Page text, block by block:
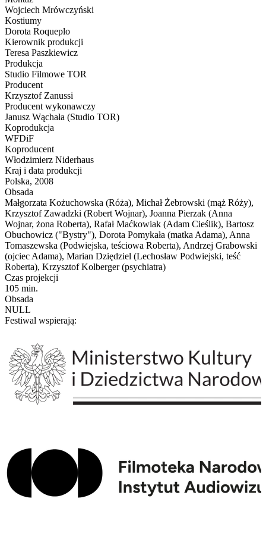
Wojciech Mrówczyński
Kostiumy
Dorota Roqueplo
Kierownik produkcji
Teresa Paszkiewicz
Produkcja
Studio Filmowe TOR
Producent
Krzysztof Zanussi
Producent wykonawczy
Janusz Wąchała (Studio TOR)
Koprodukcja
WFDiF
Koproducent
Włodzimierz Niderhaus
Kraj i data produkcji
Polska, 2008
Obsada
Małgorzata Kożuchowska (Róża), Michał Żebrowski (mąż Róży),
Krzysztof Zawadzki (Robert Wojnar), Joanna Pierzak (Anna
Wojnar, żona Roberta), Rafał Maćkowiak (Adam Cieślik), Bartosz
Obuchowicz ("Bystry"), Dorota Pomykała (matka Adama), Anna
Tomaszewska (Podwiejska, teściowa Roberta), Andrzej Grabowski
(ojciec Adama), Marian Dziędziel (Lechosław Podwiejski, teść
Roberta), Krzysztof Kolberger (psychiatra)
Czas projekcji
105 min.
Obsada
NULL
Festiwal wspierają: